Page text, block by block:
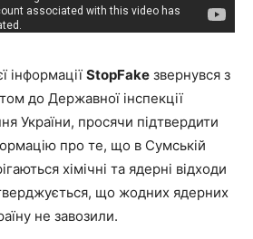
інформації StopFake звернувся з
до Державної інспекції
України, просячи підтвердити
про те, що в Сумській
хімічні та ядерні відходи
що жодних ядерних
не завозили.